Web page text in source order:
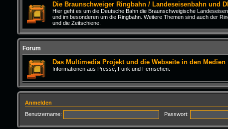
Die Braunschweiger Ringbahn / Landeseisenbahn und
Hier geht es um die Deutsche Bahn die Braunschweigische
und im besonderen um die Ringbahn. Weitere Themen sind auch der
und die Zeitschiene.
Forum
Das Multimedia Projekt und die Webseite in den Medien
Informationen aus Presse, Funk und Fernsehen.
Anmelden
Benutzername:
Passwort: